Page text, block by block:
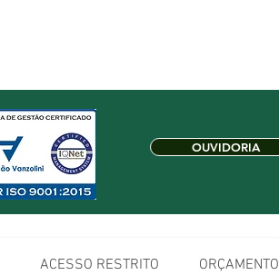
OUVIDORIA
ACESSO RESTRITO ORÇAMENTO